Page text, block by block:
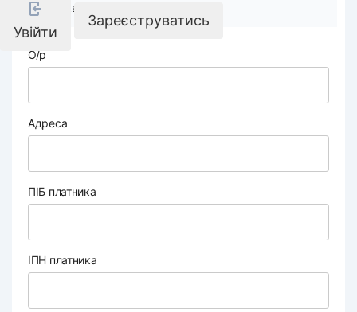
Увійти
Зареєструватись
Реквізити компанії
О/р
Адреса
ПІБ платника
ІПН платника